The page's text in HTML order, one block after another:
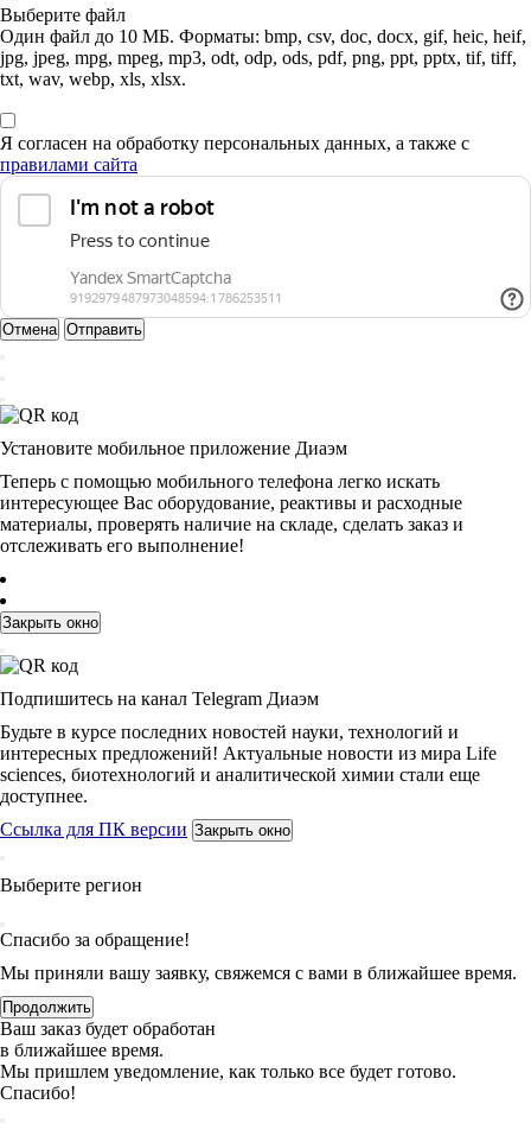
Выберите файл
Один файл до 10 МБ. Форматы: bmp, csv, doc, docx, gif, heic, heif,
jpg, jpeg, mpg, mpeg, mp3, odt, odp, ods, pdf, png, ppt, pptx, tif, tiff,
txt, wav, webp, xls, xlsx.
Я согласен на обработку персональных данных, а также с
правилами сайта
Отмена Отправить
Установите мобильное приложение Диаэм
Теперь с помощью мобильного телефона легко искать
интересующее Вас оборудование, реактивы и расходные
материалы, проверять наличие на складе, сделать заказ и
отслеживать его выполнение!
Закрыть окно
Подпишитесь на канал Telegram Диаэм
Будьте в курсе последних новостей науки, технологий и
интересных предложений! Актуальные новости из мира Life
sciences, биотехнологий и аналитической химии стали еще
доступнее.
Ссылка для ПК версии Закрыть окно
Выберите регион
Спасибо за обращение!
Мы приняли вашу заявку, свяжемся с вами в ближайшее время.
Продолжить
Ваш заказ будет обработан
в ближайшее время.
Мы пришлем уведомление, как только все будет готово.
Спасибо!